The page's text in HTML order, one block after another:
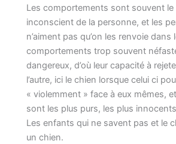
Les comportements sont souvent le
inconscient de la personne, et les
n’aiment pas qu’on les renvoie dans
comportements trop souvent
dangereux, d’où leur capacité à
l’autre, ici le chien lorsque celui ci
« violemment » face à eux mêmes,
sont les plus purs, les plus
Les enfants qui ne savent pas et le
un chien.